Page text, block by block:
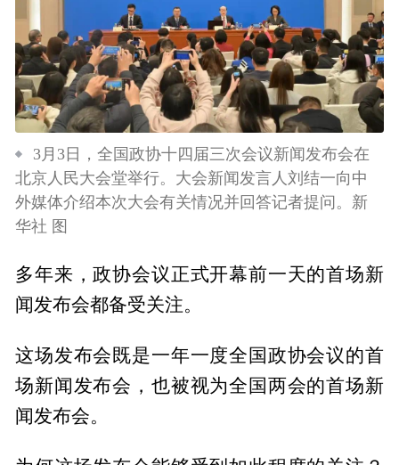
3月3日，全国政协十四届三次会议新闻发布会在
北京人民大会堂举行。大会新闻发言人刘结一向中
外媒体介绍本次大会有关情况并回答记者提问。新
华社 图
多年来，政协会议正式开幕前一天的首场新
闻发布会都备受关注。
这场发布会既是一年一度全国政协会议的首
场新闻发布会，也被视为全国两会的首场新
闻发布会。